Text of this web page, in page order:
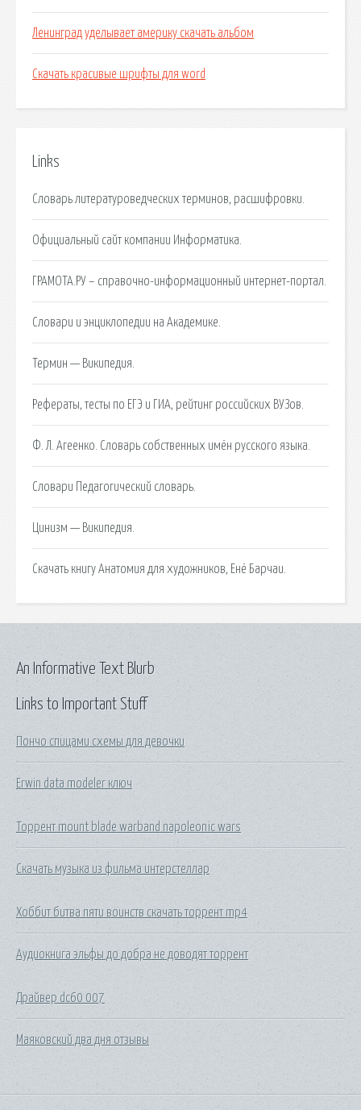
Ленинград уделывает америку скачать альбом
Скачать красивые шрифты для word
Links
Словарь литературоведческих терминов, расшифровки.
Официальный сайт компании Информатика.
ГРАМОТА.РУ – справочно-информационный интернет-портал.
Словари и энциклопедии на Академике.
Термин — Википедия.
Рефераты, тесты по ЕГЭ и ГИА, рейтинг российских ВУЗов.
Ф. Л. Агеенко. Словарь собственных имён русского языка.
Словари Педагогический словарь.
Цинизм — Википедия.
Скачать книгу Анатомия для художников, Енё Барчаи.
Links to Important Stuff
Пончо спицами схемы для девочки
Erwin data modeler ключ
Торрент mount blade warband napoleonic wars
Скачать музыка из фильма интерстеллар
Хоббит битва пяти воинств скачать торрент mp4
Аудиокнига эльфы до добра не доводят торрент
Драйвер dc60 007
Маяковский два дня отзывы
An Informative Text Blurb